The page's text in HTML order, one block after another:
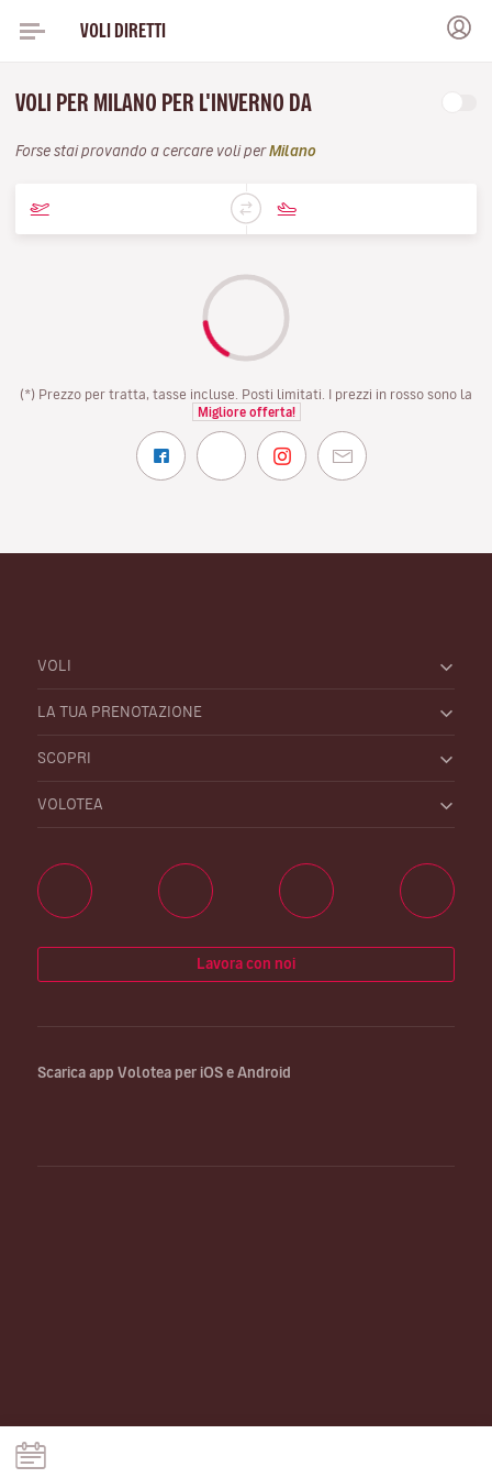
VOLI DIRETTI
VOLI PER MILANO PER L'INVERNO DA
Forse stai provando a cercare voli perMilano
(*) Prezzo per tratta, tasse incluse. Posti limitati. I prezzi in rosso sono la
Migliore offerta!
VOLI
LA TUA PRENOTAZIONE
SCOPRI
VOLOTEA
Lavora con noi
Scarica app Volotea per iOS e Android